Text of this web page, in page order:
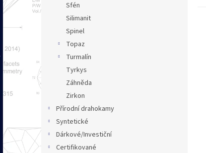
Sfén
Silimanit
Spinel
Topaz
Turmalín
Tyrkys
Záhněda
Zirkon
Přírodní drahokamy
Syntetické
Dárkové/Investiční
Certifikované